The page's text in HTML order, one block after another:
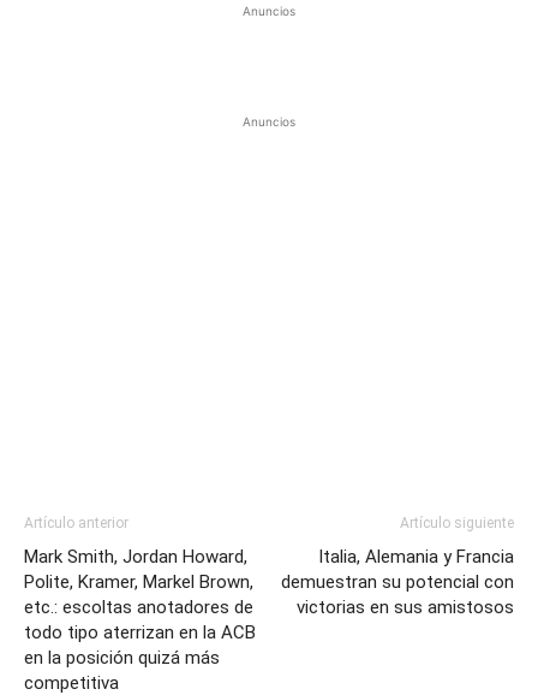
Anuncios
Anuncios
Artículo anterior
Mark Smith, Jordan Howard,
Polite, Kramer, Markel Brown,
etc.: escoltas anotadores de
todo tipo aterrizan en la ACB
en la posición quizá más
competitiva
Artículo siguiente
Italia, Alemania y Francia
demuestran su potencial con
victorias en sus amistosos